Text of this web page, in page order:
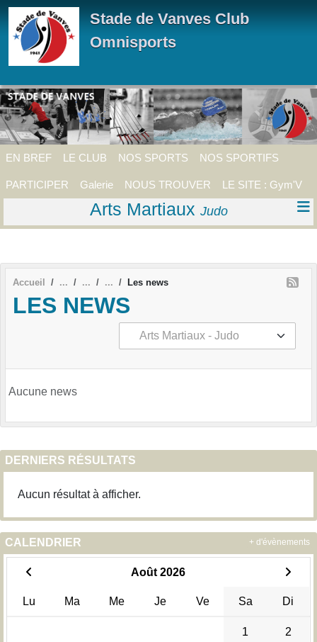
Stade de Vanves Club
Omnisports
EN BREF LE CLUB NOS SPORTS NOS SPORTIFS
PARTICIPER Galerie NOUS TROUVER LE SITE : Gym'V
Arts Martiaux Judo
Accueil Les news
LES NEWS
Aucune news
DERNIERS RÉSULTATS
Aucun résultat à afficher.
CALENDRIER
Août 2026
Lu Ma Me Je Ve Sa Di
1 2
+ d'évènements
Panneau de gestion des cookies